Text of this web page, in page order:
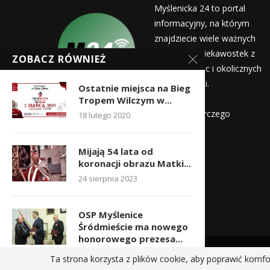
Myślenicka 24 to portal
informacyjny, na którym
znajdziecie wiele ważnych
informacji i ciekawostek z
życia Myślenic i okolicznych
miejscowości.
Wydawca:
Myślenicka Agencja Rozwoju Gospodarczego
Kontakt:
redakcja@myslenicka24.pl
ZOBACZ RÓWNIEŻ
Ostatnie miejsca na Bieg
Tropem Wilczym w...
18 lutego 2020
Mijają 54 lata od
koronacji obrazu Matki...
24 sierpnia 2023
OSP Myślenice
Śródmieście ma nowego
honorowego prezesa...
28 stycznia 2024
Ta strona korzysta z plików cookie, aby poprawić